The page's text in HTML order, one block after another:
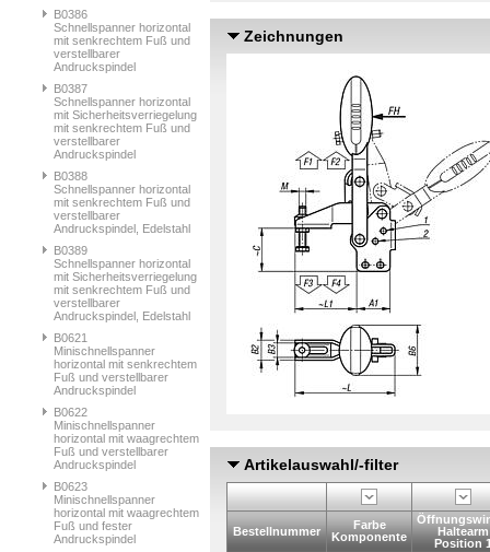
B0386
Schnellspanner horizontal
mit senkrechtem Fuß und
verstellbarer
Andruckspindel
B0387
Schnellspanner horizontal
mit Sicherheitsverriegelung
mit senkrechtem Fuß und
verstellbarer
Andruckspindel
B0388
Schnellspanner horizontal
mit senkrechtem Fuß und
verstellbarer
Andruckspindel, Edelstahl
B0389
Schnellspanner horizontal
mit Sicherheitsverriegelung
mit senkrechtem Fuß und
verstellbarer
Andruckspindel, Edelstahl
B0621
Minischnellspanner
horizontal mit senkrechtem
Fuß und verstellbarer
Andruckspindel
B0622
Minischnellspanner
horizontal mit waagrechtem
Fuß und verstellbarer
Andruckspindel
B0623
Minischnellspanner
horizontal mit waagrechtem
Fuß und fester
Andruckspindel
Zeichnungen
Artikelauswahl/-filter
Bestellnummer
Farbe
Komponente
Haltearm
Position